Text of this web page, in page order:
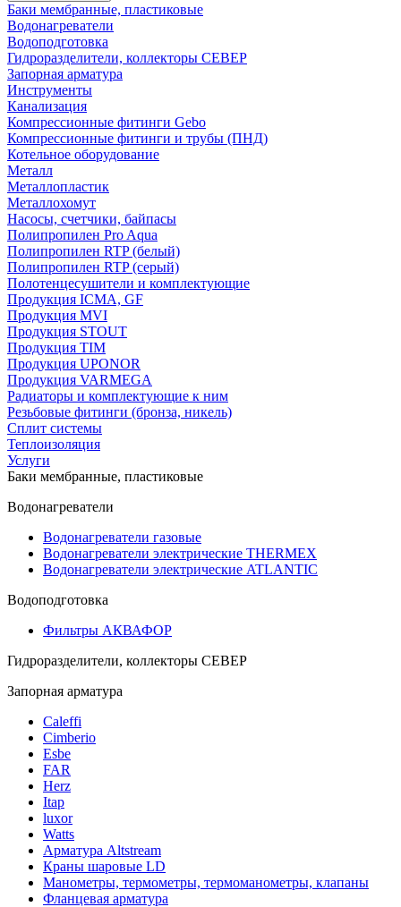
Баки мембранные, пластиковые
Водонагреватели
Водоподготовка
Гидроразделители, коллекторы СЕВЕР
Запорная арматура
Инструменты
Канализация
Компрессионные фитинги Gebo
Компрессионные фитинги и трубы (ПНД)
Котельное оборудование
Металл
Металлопластик
Металлохомут
Насосы, счетчики, байпасы
Полипропилен Pro Aqua
Полипропилен RTP (белый)
Полипропилен RTP (серый)
Полотенцесушители и комплектующие
Продукция ICMA, GF
Продукция MVI
Продукция STOUT
Продукция TIM
Продукция UPONOR
Продукция VARMEGA
Радиаторы и комплектующие к ним
Резьбовые фитинги (бронза, никель)
Сплит системы
Теплоизоляция
Услуги
Баки мембранные, пластиковые
Водонагреватели
Водонагреватели газовые
Водонагреватели электрические THERMEX
Водонагреватели электрические ATLANTIC
Водоподготовка
Фильтры АКВАФОР
Гидроразделители, коллекторы СЕВЕР
Запорная арматура
Caleffi
Cimberio
Esbe
FAR
Herz
Itap
luxor
Watts
Арматура Altstream
Краны шаровые LD
Манометры, термометры, термоманометры, клапаны
Фланцевая арматура